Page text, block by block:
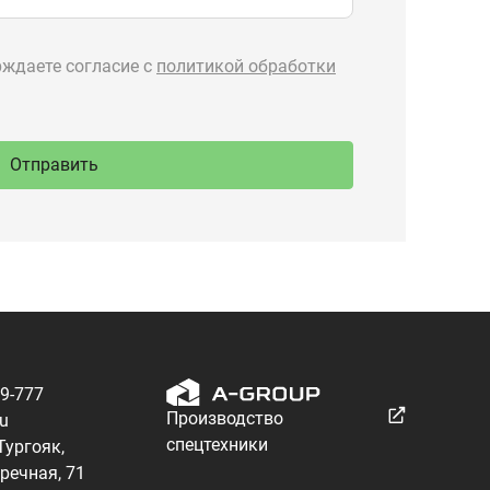
777
71
спецтехники
Разработка — ALGUS